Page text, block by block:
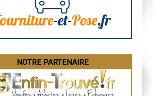
NOTRE PARTENAIRE